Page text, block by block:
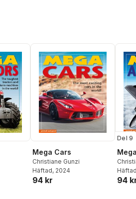
Mega Cars
Christiane Gunzi
Häftad, 2024
94 kr
Del 9
Häftad
94